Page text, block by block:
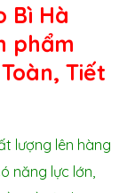
Bì Hà
phẩm
Tiết
lượng lên hàng
năng lực lớn,